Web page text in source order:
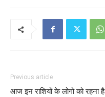
Previous article
आज इन राशियों के लोगो को रहना है